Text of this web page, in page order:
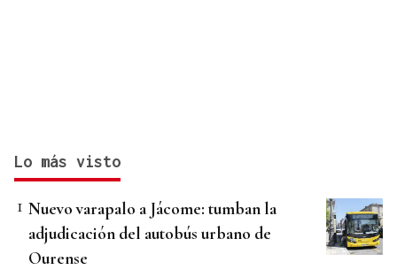
Lo más visto
Nuevo varapalo a Jácome: tumban la
adjudicación del autobús urbano de
Ourense